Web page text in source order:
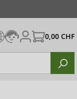
0,00 CHF